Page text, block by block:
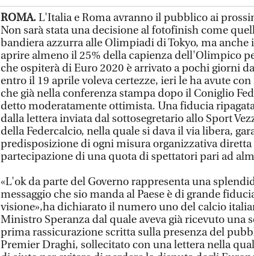
ROMA.L'Italia e Roma avranno il pubblico ai
Non sarà stata una decisione al fotofinish come
bandiera azzurra alle Olimpiadi di Tokyo, ma anche
aprire almeno il 25% della capienza dell'Olimpico
che ospiterà di Euro 2020 è arrivato a pochi giorni
entro il 19 aprile voleva certezze, ieri le ha avute
che già nella conferenza stampa dopo il Coniglio
detto moderatamente ottimista. Una fiducia
dalla lettera inviata dal sottosegretario allo Sport
della Federcalcio, nella quale si dava il via libera,
predisposizione di ogni misura organizzativa diretta
partecipazione di una quota di spettatori pari ad
«L'ok da parte del Governo rappresenta una
messaggio che sio manda al Paese è di grande
visione»,ha dichiarato il numero uno del calcio
Ministro Speranza dal quale aveva già ricevuto una
prima rassicurazione scritta sulla presenza del
Premier Draghi, sollecitato con una lettera nella